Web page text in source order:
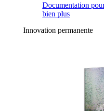
Documentation
bien plus
Innovation permanente